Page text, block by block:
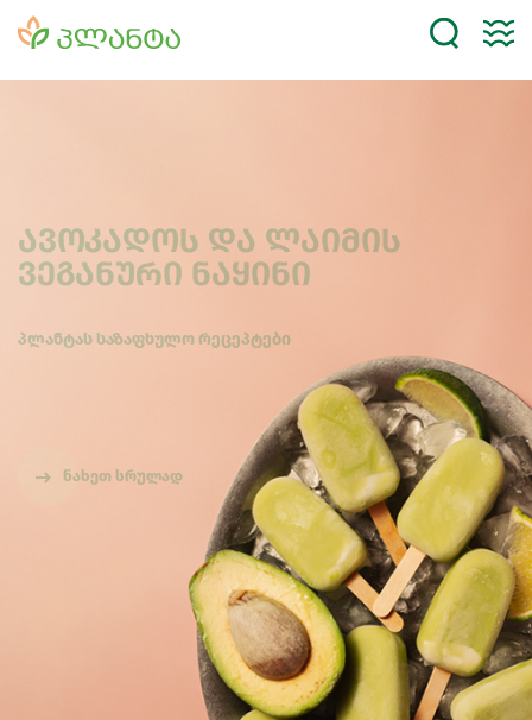
ავოკადოს და ლაიმის
ვეგანური ნაყინი
პლანტას საზაფხულო რეცეპტები
ნახეთ სრულად